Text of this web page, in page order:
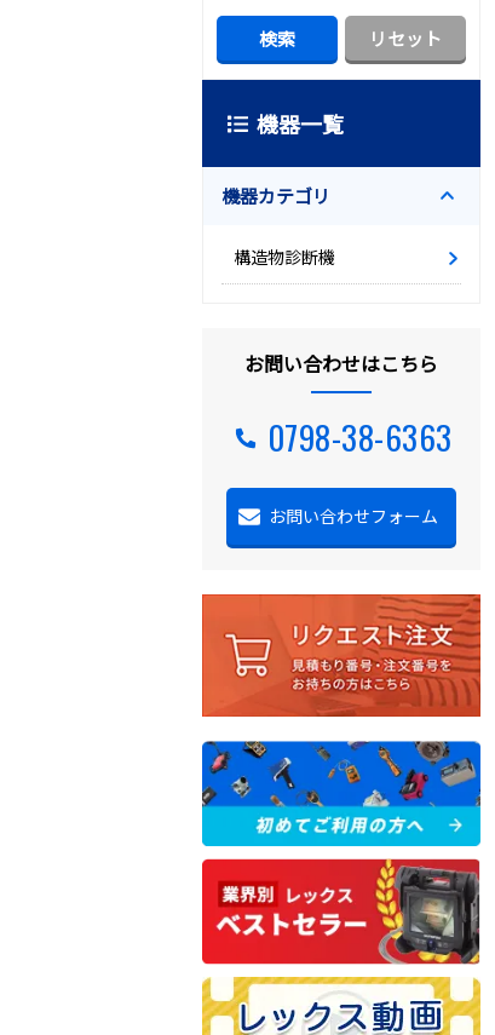
2023.08.16
橋梁の部材点検に使える計測器特集
機器一覧
機器カテゴリ
構造物診断機
お問い合わせはこちら
0798-38-6363
お問い合わせフォーム